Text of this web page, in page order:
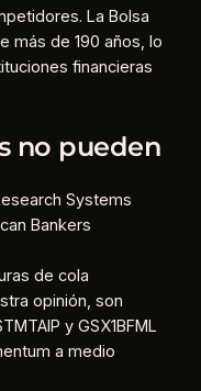
La Bolsa
más de 190 años, lo
financieras
no pueden
Systems
Bankers
de cola
opinión, son
y GSX1BFML
a medio